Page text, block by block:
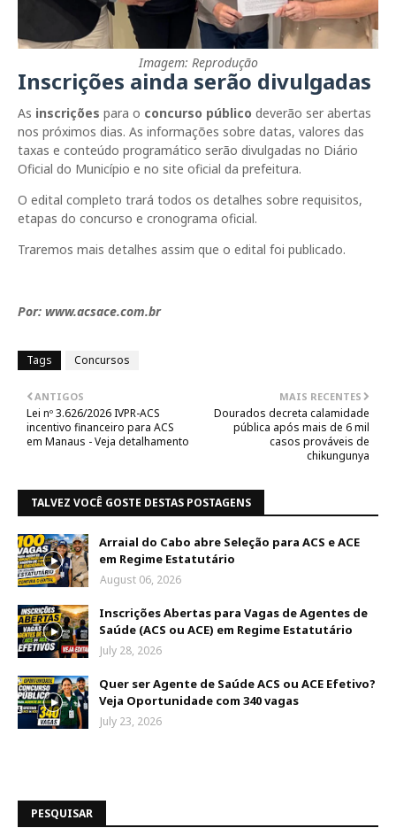
Imagem: Reprodução
Inscrições ainda serão divulgadas
As inscrições para o concurso público deverão ser abertas
nos próximos dias. As informações sobre datas, valores das
taxas e conteúdo programático serão divulgadas no Diário
Oficial do Município e no site oficial da prefeitura.
O edital completo trará todos os detalhes sobre requisitos,
etapas do concurso e cronograma oficial.
Traremos mais detalhes assim que o edital foi publicado.
Por: www.acsace.com.br
Tags Concursos
MAIS RECENTES
Dourados decreta calamidade
pública após mais de 6 mil
casos prováveis de
chikungunya
ANTIGOS
Lei nº 3.626/2026 IVPR-ACS
incentivo financeiro para ACS
em Manaus - Veja detalhamento
TALVEZ VOCÊ GOSTE DESTAS POSTAGENS
Arraial do Cabo abre Seleção para ACS e ACE
em Regime Estatutário
August 06, 2026
Inscrições Abertas para Vagas de Agentes de
Saúde (ACS ou ACE) em Regime Estatutário
July 28, 2026
Quer ser Agente de Saúde ACS ou ACE Efetivo?
Veja Oportunidade com 340 vagas
July 23, 2026
PESQUISAR